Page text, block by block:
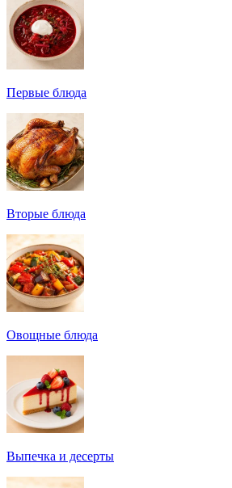
Первые блюда
Вторые блюда
Овощные блюда
Выпечка и десерты